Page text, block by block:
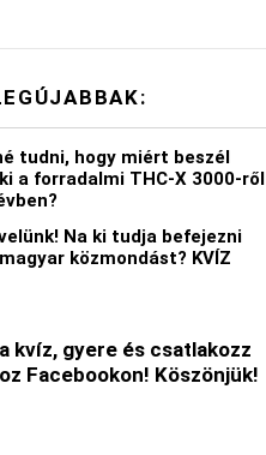
tudni, hogy miért beszél
a forradalmi THC-X 3000-ről
Na ki tudja befejezni
közmondást? KVÍZ
kvíz, gyere és csatlakozz
Facebookon! Köszönjük!